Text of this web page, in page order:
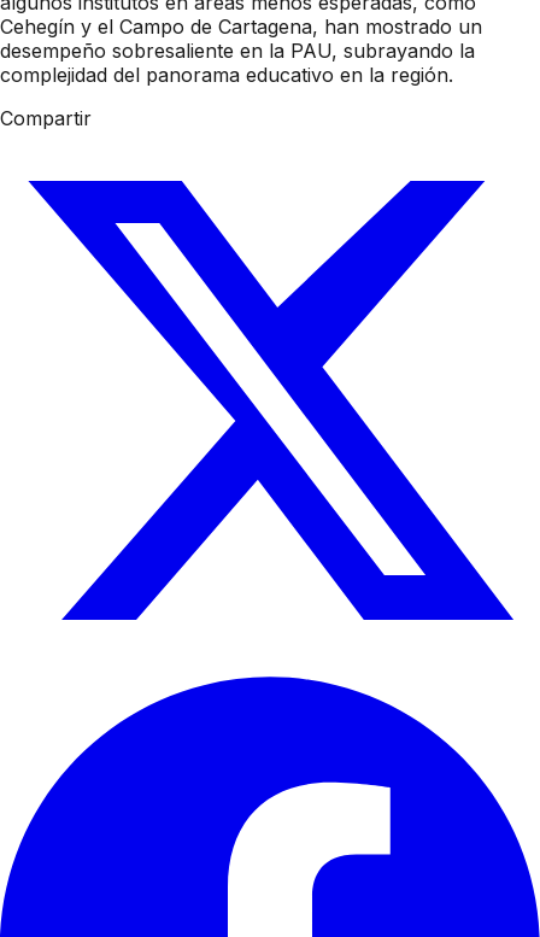
Cehegín y el Campo de Cartagena, han mostrado un
desempeño sobresaliente en la PAU, subrayando la
complejidad del panorama educativo en la región.
Compartir